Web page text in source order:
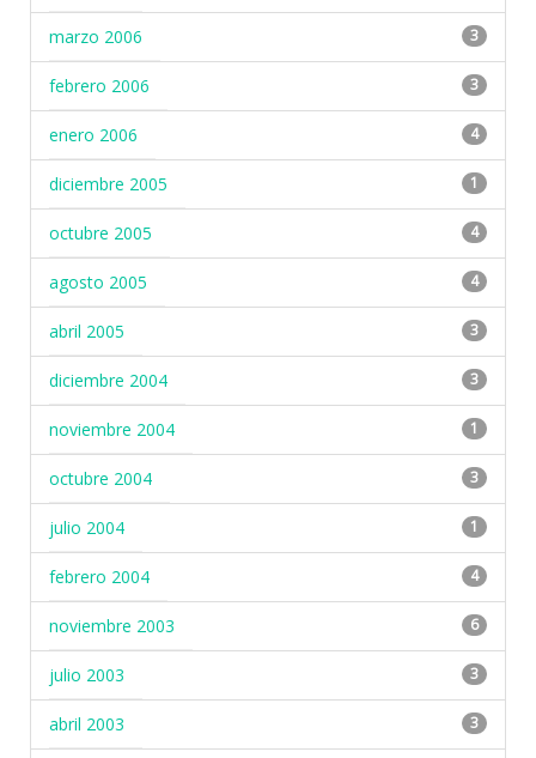
marzo 2006 3
febrero 2006 3
enero 2006 4
diciembre 2005 1
octubre 2005 4
agosto 2005 4
abril 2005 3
diciembre 2004 3
noviembre 2004 1
octubre 2004 3
julio 2004 1
febrero 2004 4
noviembre 2003 6
julio 2003 3
abril 2003 3